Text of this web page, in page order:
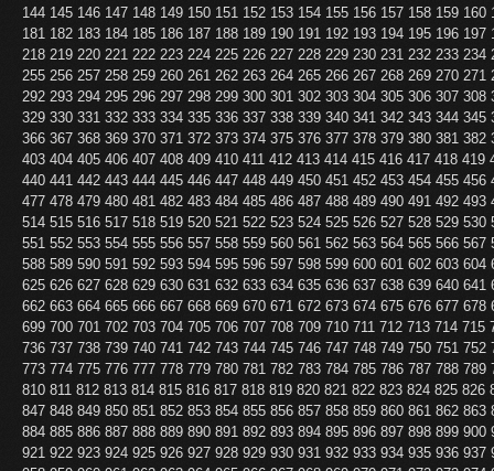
144 145 146 147 148 149 150 151 152 153 154 155 156 157 158 159 160
181 182 183 184 185 186 187 188 189 190 191 192 193 194 195 196 197
218 219 220 221 222 223 224 225 226 227 228 229 230 231 232 233 234
255 256 257 258 259 260 261 262 263 264 265 266 267 268 269 270 271
292 293 294 295 296 297 298 299 300 301 302 303 304 305 306 307 308
329 330 331 332 333 334 335 336 337 338 339 340 341 342 343 344 345
366 367 368 369 370 371 372 373 374 375 376 377 378 379 380 381 382
403 404 405 406 407 408 409 410 411 412 413 414 415 416 417 418 419
440 441 442 443 444 445 446 447 448 449 450 451 452 453 454 455 456
477 478 479 480 481 482 483 484 485 486 487 488 489 490 491 492 493
514 515 516 517 518 519 520 521 522 523 524 525 526 527 528 529 530
551 552 553 554 555 556 557 558 559 560 561 562 563 564 565 566 567
588 589 590 591 592 593 594 595 596 597 598 599 600 601 602 603 604
625 626 627 628 629 630 631 632 633 634 635 636 637 638 639 640 641
662 663 664 665 666 667 668 669 670 671 672 673 674 675 676 677 678
699 700 701 702 703 704 705 706 707 708 709 710 711 712 713 714 715
736 737 738 739 740 741 742 743 744 745 746 747 748 749 750 751 752
773 774 775 776 777 778 779 780 781 782 783 784 785 786 787 788 789
810 811 812 813 814 815 816 817 818 819 820 821 822 823 824 825 826
847 848 849 850 851 852 853 854 855 856 857 858 859 860 861 862 863
884 885 886 887 888 889 890 891 892 893 894 895 896 897 898 899 900
921 922 923 924 925 926 927 928 929 930 931 932 933 934 935 936 937